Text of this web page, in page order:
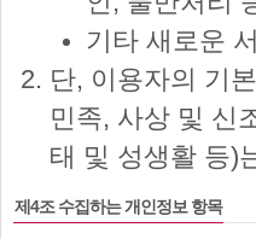
기타 새로운
단, 이용자의 기
민족, 사상 및 신
태 및 성생활 등)
제4조 수집하는 개인정보 항목